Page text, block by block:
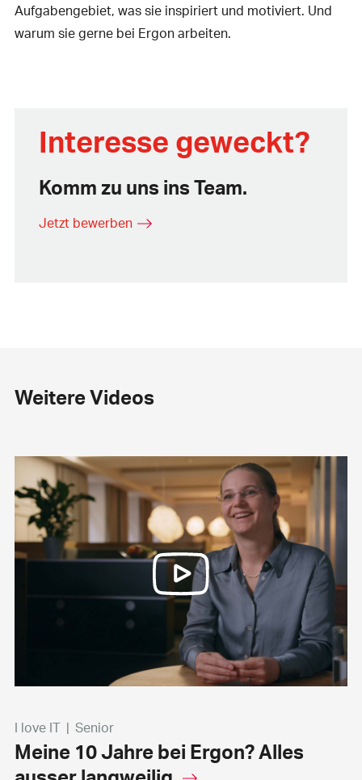
Aufgabengebiet, was sie inspiriert und motiviert. Und
warum sie gerne bei Ergon arbeiten.
Interesse geweckt?
Komm zu uns ins Team.
Jetzt bewerben
Weitere Videos
I love IT | Senior
Meine 10 Jahre bei Ergon? Alles